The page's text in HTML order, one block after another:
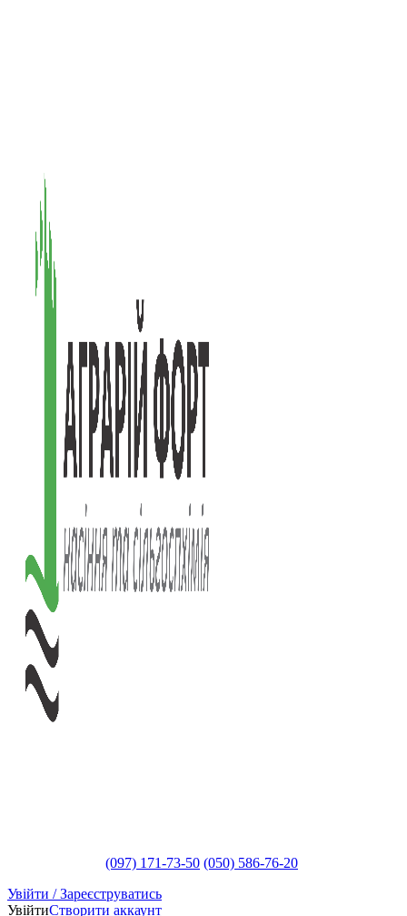
(097) 171-73-50 (050) 586-76-20
Увійти / Зареєструватись
УвійтиСтворити аккаунт